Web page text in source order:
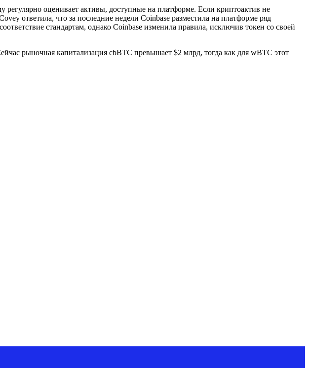
регулярно оценивает активы, доступные на платформе. Если криптоактив не
ответила, что за последние недели Coinbase разместила на платформе ряд
стандартам, однако Coinbase изменила правила, исключив токен со своей
рыночная капитализация cbBTC превышает $2 млрд, тогда как для wBTC этот